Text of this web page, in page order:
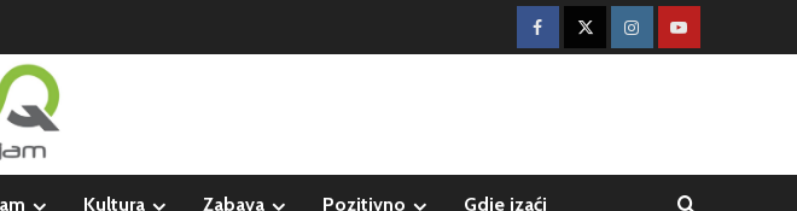
Kultura Zabava Pozitivno Gdje izaći